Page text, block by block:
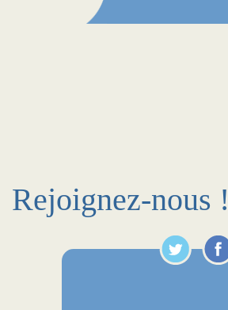
Rejoignez-nous !